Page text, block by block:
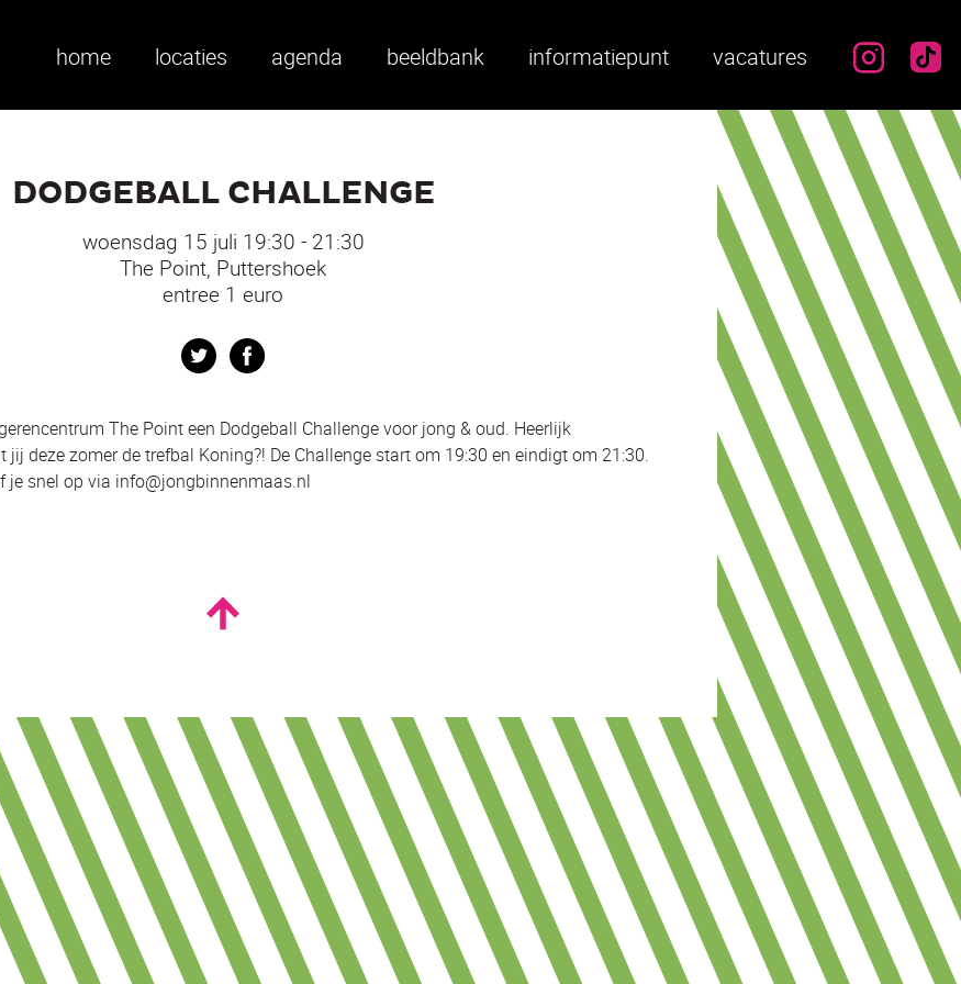
home locaties agenda beeldbank informatiepunt vacatures
DODGEBALL CHALLENGE
woensdag 15 juli 19:30 - 21:30
The Point, Puttershoek
entree 1 euro
Twitter
The Point een Dodgeball Challenge voor jong & oud. Heerlijk
jij deze zomer de trefbal Koning?! De Challenge start om 19:30 en eindigt om 21:30.
je snel op via info@jongbinnenmaas.nl